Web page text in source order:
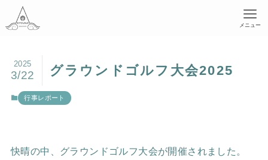
メニュー
グラウンドゴルフ大会2025
2025
3/22
行事レポート
快晴の中、グラウンドゴルフ大会が開催されました。